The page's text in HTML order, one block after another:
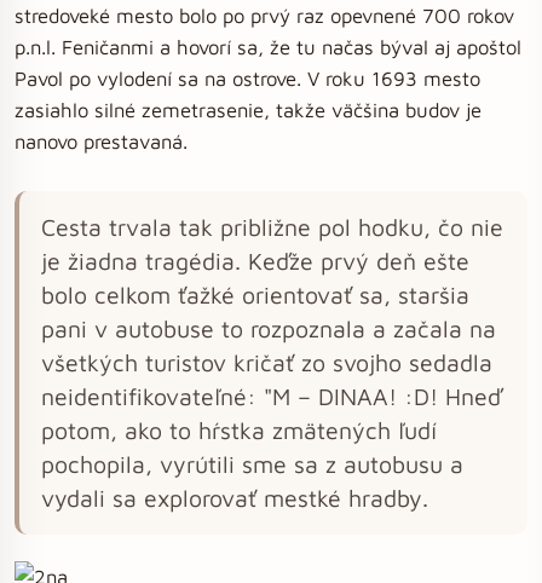
stredoveké mesto bolo po prvý raz opevnené 700 rokov
p.n.l. Feničanmi a hovorí sa, že tu načas býval aj apoštol
Pavol po vylodení sa na ostrove. V roku 1693 mesto
zasiahlo silné zemetrasenie, takže väčšina budov je
nanovo prestavaná.
Cesta trvala tak približne pol hodku, čo nie
je žiadna tragédia. Keďže prvý deň ešte
bolo celkom ťažké orientovať sa, staršia
pani v autobuse to rozpoznala a začala na
všetkých turistov kričať zo svojho sedadla
neidentifikovateľné: "M – DINAA! :D! Hneď
potom, ako to hŕstka zmätených ľudí
pochopila, vyrútili sme sa z autobusu a
vydali sa explorovať mestké hradby.